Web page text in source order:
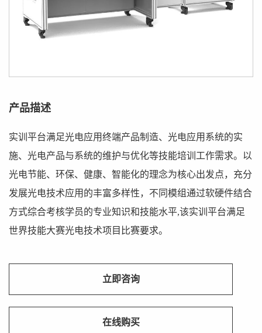
产品描述
实训平台满足光电应用终端产品制造、光电应用系统的实
施、光电产品与系统的维护与优化等技能培训工作需求。以
光电节能、环保、健康、智能化的理念为核心出发点，充分
发展光电技术应用的丰富多样性，不同模组通过软硬件结合
方式综合考核学员的专业知识和技能水平,该实训平台满足
世界技能大赛光电技术项目比赛要求。
立即咨询
在线购买